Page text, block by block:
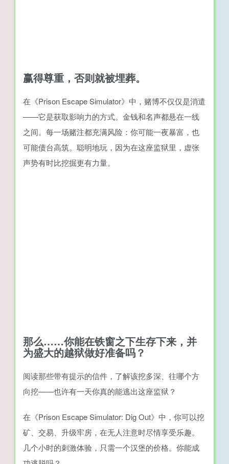
赢得尊重，否则就被埋葬。
在《Prison Escape Simulator》中，赌博不仅仅是消遣
——它是获取影响力的方式。金钱和名声都悬在一线
之间。每一场赌注都充满风险：你可能一夜暴富，也
可能债台高筑。聪明地玩，因为在这座监狱里，虚张
声势有时比挖掘更有力量。
那么……你能在铁窗之下生存下来，并
为盛大的越狱做好准备吗？
阅读那些带有提示的信件，了解该挖多深、往哪个方
向挖——也许有一天你真的能逃出这座监狱？
在《Prison Escape Simulator: Dig Out》中，你可以挖
矿、交易、升级牢房，在无人注意时尽情享受乐趣。
几个小时的刺激体验，只需一个汉堡的价格。你能成